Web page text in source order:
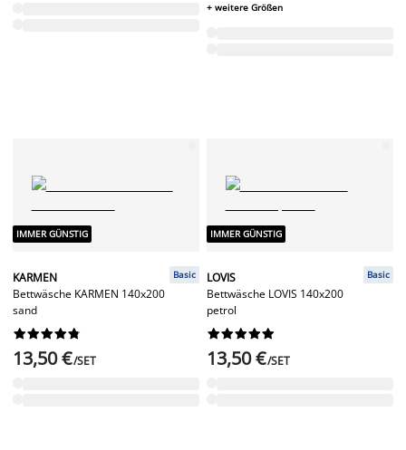
+ weitere Größen
IMMER GÜNSTIG
KARMEN
Bettwäsche KARMEN 140x200
sand
Basic






13,50 €/SET
IMMER GÜNSTIG
LOVIS
Bettwäsche LOVIS 140x200
petrol
Basic






13,50 €/SET